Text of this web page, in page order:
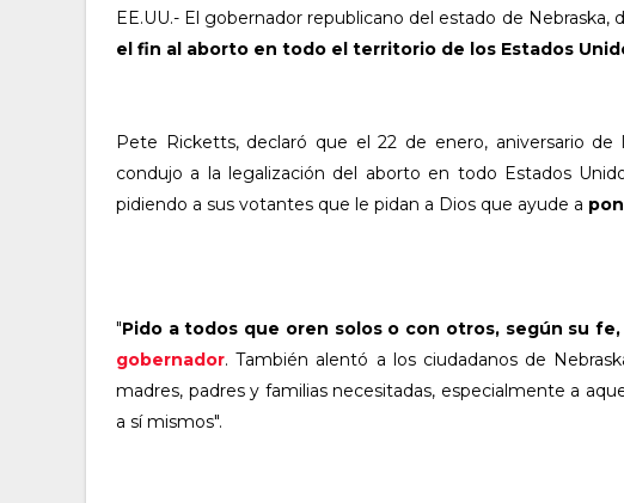
EE.UU.- El gobernador republicano del estado de Nebraska,
el fin al aborto en todo el territorio de los Estados
Pete Ricketts, declaró que el 22 de enero, aniversario
condujo a la legalización del aborto en todo Estados
pidiendo a sus votantes que le pidan a Dios que ayude a
"Pido a todos que oren solos o con otros, según su
gobernador. También alentó a los ciudadanos de
madres, padres y familias necesitadas, especialmente a
a sí mismos".